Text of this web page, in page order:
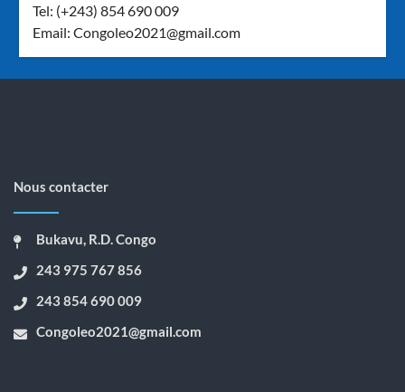
Tel: (+243) 854 690 009
Email:Congoleo2021@gmail.com
Nous contacter
Bukavu, R.D. Congo
243 975 767 856
243 854 690 009
Congoleo2021@gmail.com